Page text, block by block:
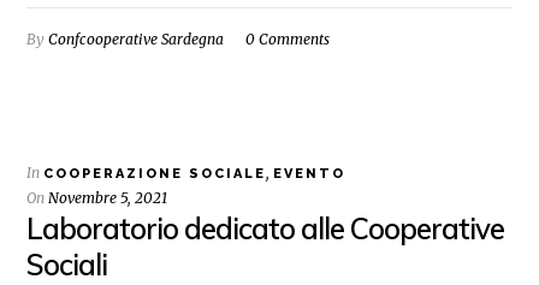
ByConfcooperative Sardegna 0 Comments
In COOPERAZIONE SOCIALE, EVENTO
OnNovembre 5, 2021
Laboratorio dedicato alle Cooperative
Sociali